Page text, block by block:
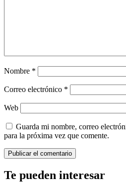
Nombre *
Correo electrónico *
Web
Guarda mi nombre, correo
para la próxima vez que comente.
Te pueden interesar